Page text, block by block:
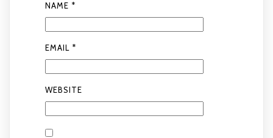
NAME *
EMAIL *
WEBSITE